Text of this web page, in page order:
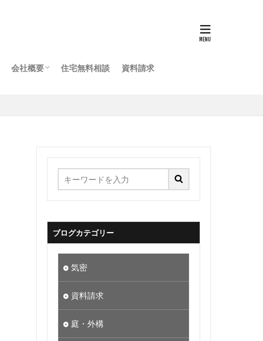
会社概要 住宅無料相談 資料請求
ブログカテゴリー
気密
資料請求
庭・外構